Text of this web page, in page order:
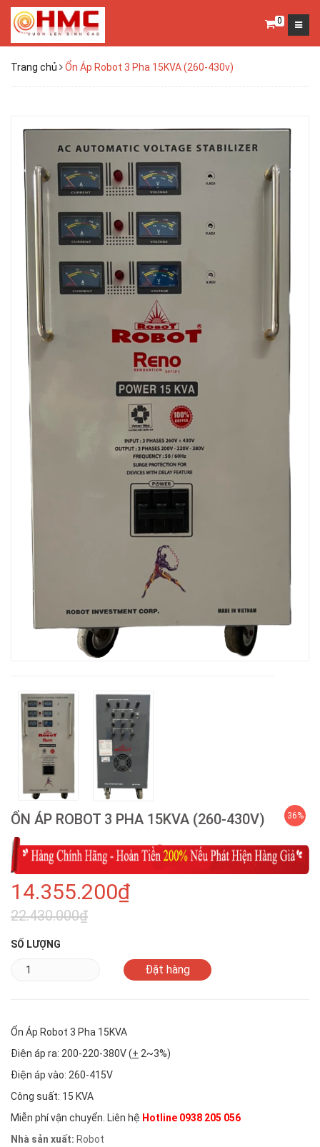
0
Trang chủ Ổn Áp Robot 3 Pha 15KVA (260-430v)
ỔN ÁP ROBOT 3 PHA 15KVA (260-430V)
14.355.200₫
22.430.000₫
36%
SỐ LƯỢNG
Ổn Áp Robot 3 Pha 15KVA
Điện áp ra: 200-220-380V (+ 2~3%)
Điện áp vào: 260-415V
Công suất: 15 KVA
Miễn phí vận chuyển. Liên hệ Hotline 0938 205 056
Nhà sản xuất: Robot